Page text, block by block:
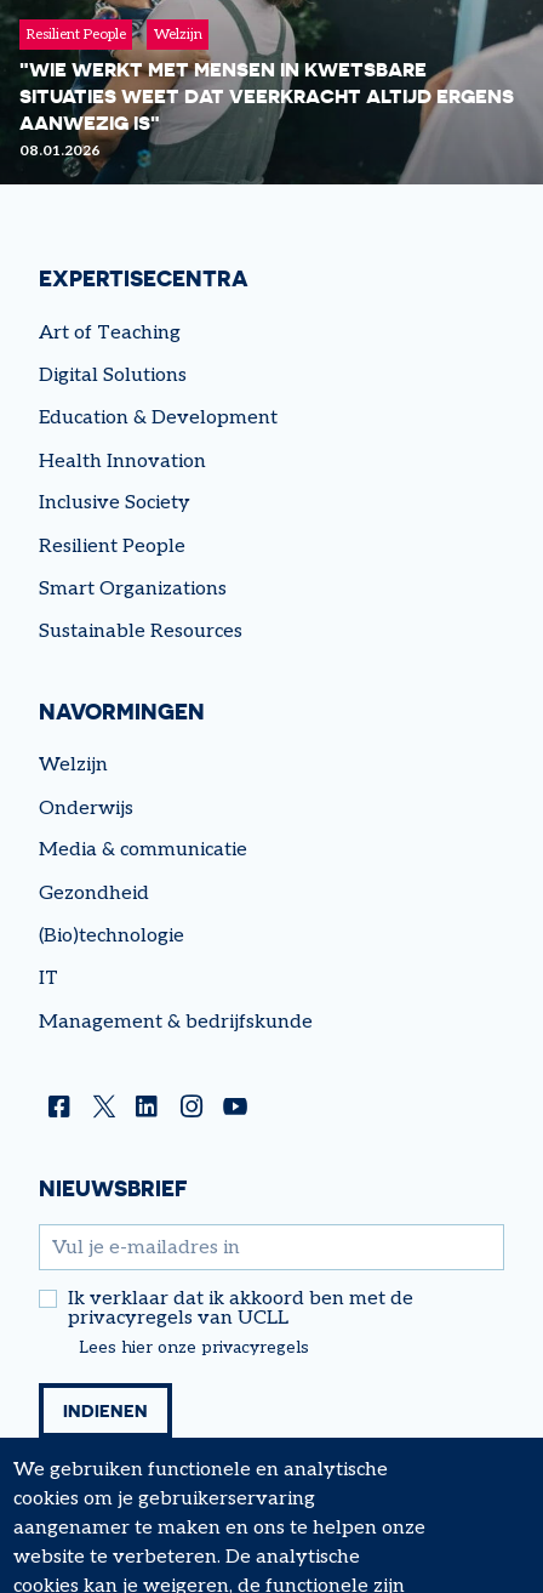
LEES MEER
Resilient People Welzijn
"WIE WERKT MET MENSEN IN KWETSBARE
SITUATIES WEET DAT VEERKRACHT ALTIJD ERGENS
AANWEZIG IS"
08.01.2026
EXPERTISECENTRA
Art of Teaching
Digital Solutions
Education & Development
Health Innovation
Inclusive Society
Resilient People
Smart Organizations
Sustainable Resources
NAVORMINGEN
Welzijn
Onderwijs
Media & communicatie
Gezondheid
(Bio)technologie
IT
Management & bedrijfskunde
NIEUWSBRIEF
email
Ik verklaar dat ik akkoord ben met de
privacyregels van UCLL
Lees hier onze privacyregels
We gebruiken functionele en analytische
cookies om je gebruikerservaring
aangenamer te maken en ons te helpen onze
website te verbeteren. De analytische
cookies kan je weigeren, de functionele zijn